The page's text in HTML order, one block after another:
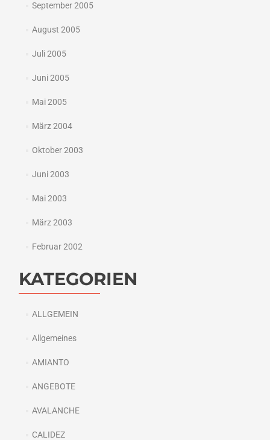
September 2005
August 2005
Juli 2005
Juni 2005
Mai 2005
März 2004
Oktober 2003
Juni 2003
Mai 2003
März 2003
Februar 2002
KATEGORIEN
ALLGEMEIN
Allgemeines
AMIANTO
ANGEBOTE
AVALANCHE
CALIDEZ